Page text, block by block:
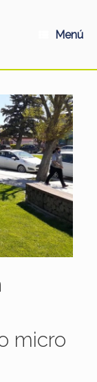
Menú
micro